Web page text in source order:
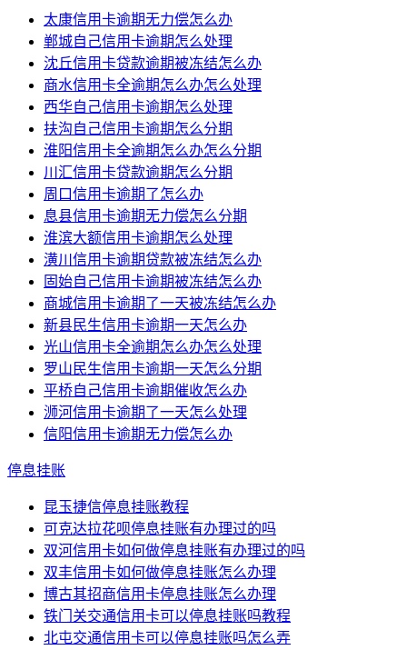
太康信用卡逾期无力偿怎么办
郸城自己信用卡逾期怎么处理
沈丘信用卡贷款逾期被冻结怎么办
商水信用卡全逾期怎么办怎么处理
西华自己信用卡逾期怎么处理
扶沟自己信用卡逾期怎么分期
淮阳信用卡全逾期怎么办怎么分期
川汇信用卡贷款逾期怎么分期
周口信用卡逾期了怎么办
息县信用卡逾期无力偿怎么分期
淮滨大额信用卡逾期怎么处理
潢川信用卡逾期贷款被冻结怎么办
固始自己信用卡逾期被冻结怎么办
商城信用卡逾期了一天被冻结怎么办
新县民生信用卡逾期一天怎么办
光山信用卡全逾期怎么办怎么处理
罗山民生信用卡逾期一天怎么分期
平桥自己信用卡逾期催收怎么办
浉河信用卡逾期了一天怎么处理
信阳信用卡逾期无力偿怎么办
停息挂账
昆玉捷信停息挂账教程
可克达拉花呗停息挂账有办理过的吗
双河信用卡如何做停息挂账有办理过的吗
双丰信用卡如何做停息挂账怎么办理
博古其招商信用卡停息挂账怎么办理
铁门关交通信用卡可以停息挂账吗教程
北屯交通信用卡可以停息挂账吗怎么弄